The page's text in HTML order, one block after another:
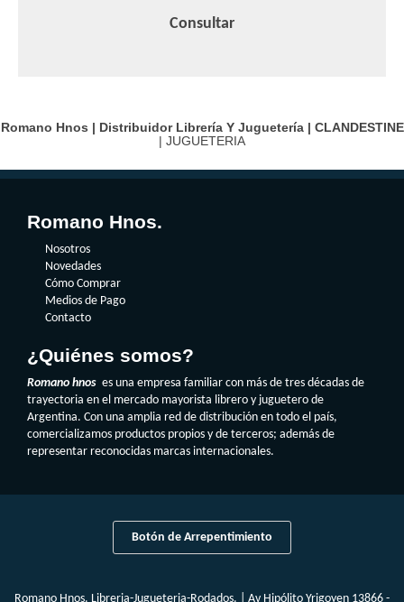
Consultar
Romano Hnos | Distribuidor Librería Y Juguetería | CLANDESTINE
| JUGUETERIA
Romano Hnos.
Nosotros
Novedades
Cómo Comprar
Medios de Pago
Contacto
¿Quiénes somos?
Romano hnos es una empresa familiar con más de tres décadas de
trayectoria en el mercado mayorista librero y juguetero de
Argentina. Con una amplia red de distribución en todo el país,
comercializamos productos propios y de terceros; además de
representar reconocidas marcas internacionales.
Botón de Arrepentimiento
Romano Hnos. Libreria-Jugueteria-Rodados. | Av Hipólito Yrigoyen 13866 -